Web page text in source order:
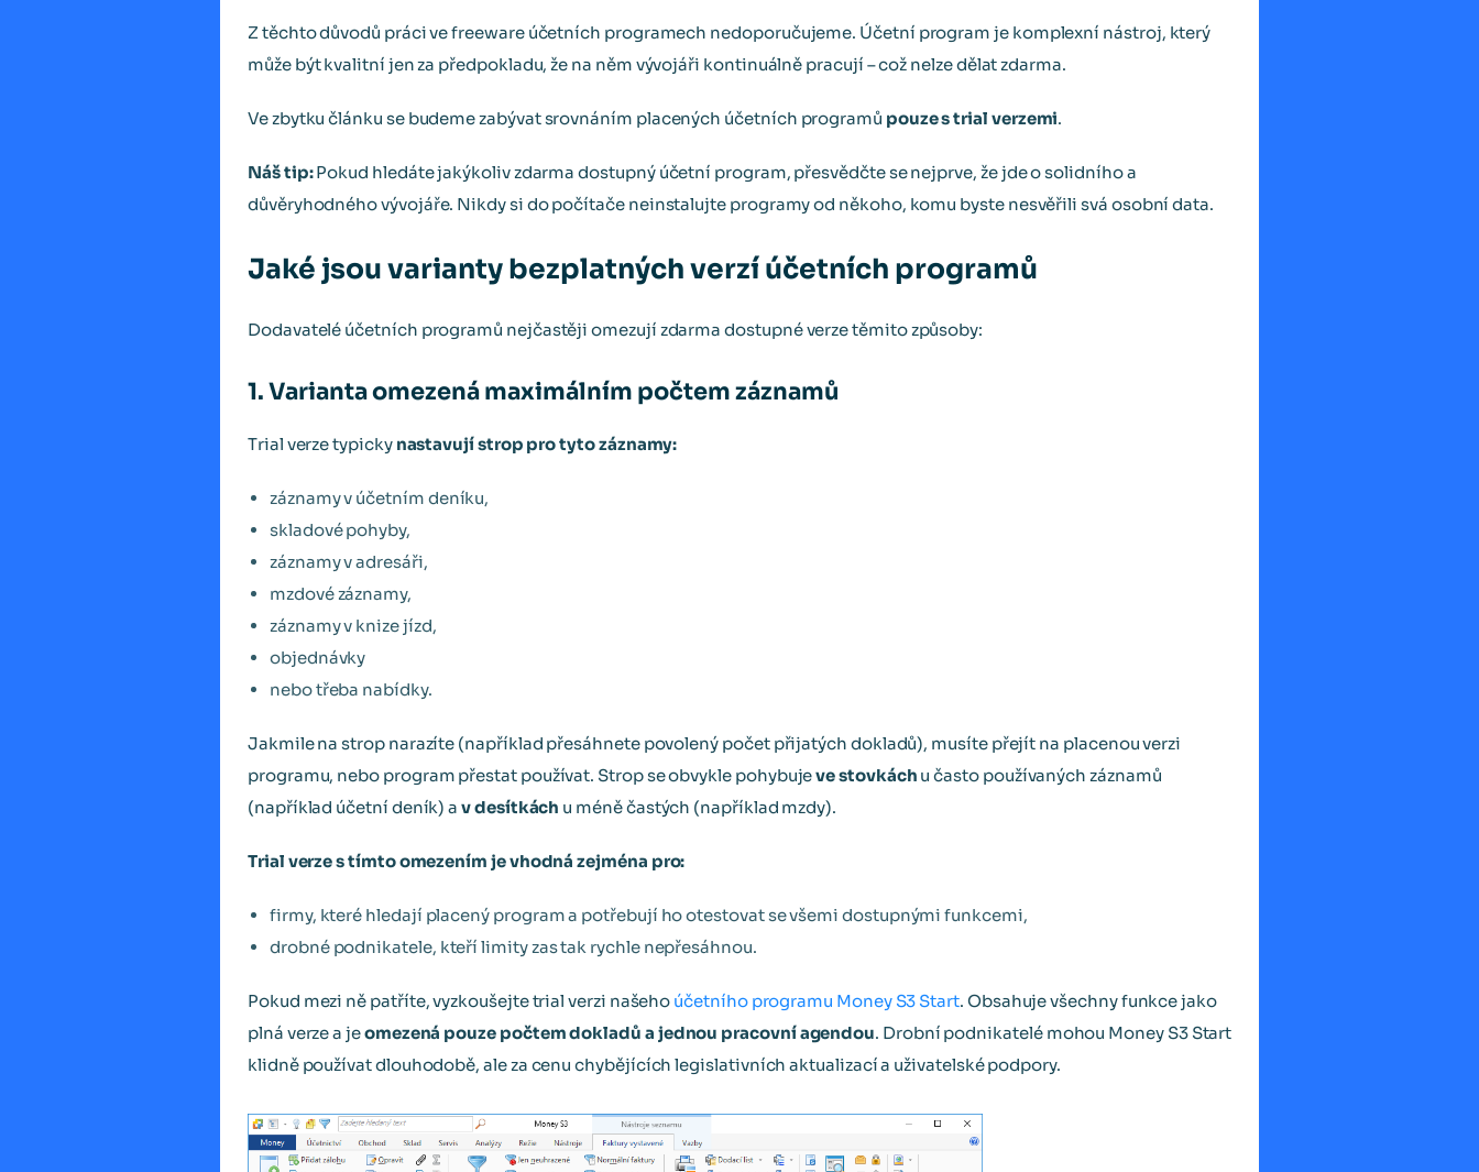
Z těchto důvodů práci ve freeware účetních programech nedoporučujeme. Účetní program je komplexní nástroj, který
může být kvalitní jen za předpokladu, že na něm vývojáři kontinuálně pracují – což nelze dělat zdarma.
Ve zbytku článku se budeme zabývat srovnáním placených účetních programů pouze s trial verzemi.
Náš tip:Pokud hledáte jakýkoliv zdarma dostupný účetní program, přesvědčte se nejprve, že jde o solidního a
důvěryhodného vývojáře. Nikdy si do počítače neinstalujte programy od někoho, komu byste nesvěřili svá osobní data.
Jaké jsou varianty bezplatných verzí účetních programů
Dodavatelé účetních programů nejčastěji omezují zdarma dostupné verze těmito způsoby:
1. Varianta omezená maximálním počtem záznamů
Trial verze typicky nastavují strop pro tyto záznamy:
záznamy v účetním deníku,
skladové pohyby,
záznamy v adresáři,
mzdové záznamy,
záznamy v knize jízd,
objednávky
nebo třeba nabídky.
Jakmile na strop narazíte (například přesáhnete povolený počet přijatých dokladů), musíte přejít na placenou verzi
programu, nebo program přestat používat. Strop se obvykle pohybujeve stovkách u často používaných záznamů
(například účetní deník) a v desítkách u méně častých (například mzdy).
Trial verze s tímto omezením je vhodná zejména pro:
firmy, které hledají placený program a potřebují ho otestovat se všemi dostupnými funkcemi,
drobné podnikatele, kteří limity zas tak rychle nepřesáhnou.
Pokud mezi ně patříte, vyzkoušejte trial verzi našeho účetního programu Money S3 Start. Obsahuje všechny funkce jako
plná verze a jeomezená pouze počtem dokladů a jednou pracovní agendou. Drobní podnikatelé mohou Money S3 Start
klidně používat dlouhodobě, ale za cenu chybějících legislativních aktualizací a uživatelské podpory.